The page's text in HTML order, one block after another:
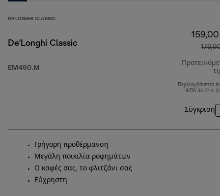
DE'LONGHI CLASSIC
De'Longhi Classic
EM450.M
Περιλαμβάνεται
ΦΠΑ 30,77 €
Σύγκριση
Γρήγορη προθέρμανση
Μεγάλη ποικιλία ροφημάτων
Ο καφές σας, το φλιτζάνι σας
Εύχρηστη